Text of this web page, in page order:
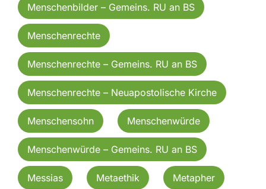
Menschenbilder – Gemeins. RU an BS
Menschenrechte
Menschenrechte – Gemeins. RU an BS
Menschenrechte – Neuapostolische Kirche
Menschensohn Menschenwürde
Menschenwürde – Gemeins. RU an BS
Messias Metaethik Metapher